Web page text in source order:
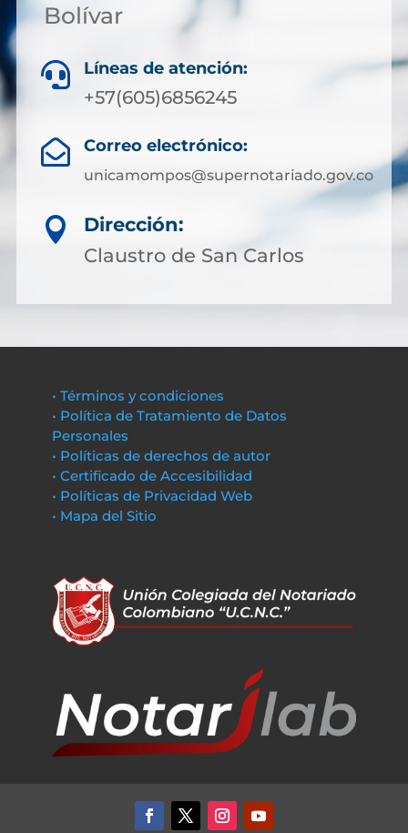
Bolívar
 Líneas de atención:
+57(605)6856245
 Correo electrónico:
unicamompos@supernotariado.gov.co

Dirección:
Claustro de San Carlos
• Términos y condiciones
• Política de Tratamiento de Datos
Personales
• Políticas de derechos de autor
• Certificado de Accesibilidad
• Políticas de Privacidad Web
• Mapa del Sitio